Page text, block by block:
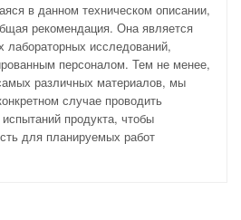
в данном техническом описании,
рекомендация. Она является
лабораторных исследований,
персоналом. Тем не менее,
различных материалов, мы
случае проводить
продукта, чтобы
для планируемых работ